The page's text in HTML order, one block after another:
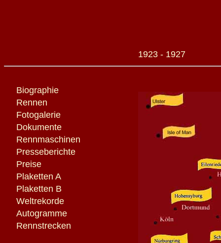
Biographie
Rennen
Fotogalerie
Dokumente
Rennmaschinen
Presseberichte
Preise
Plaketten A
Plaketten B
Weltrekorde
Autogramme
Rennstrecken
1923 - 1927